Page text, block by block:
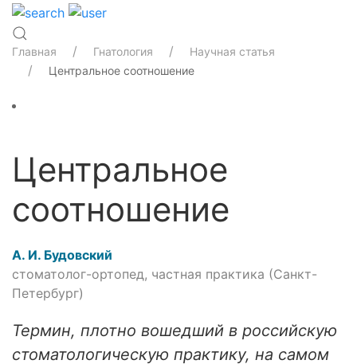
Главная Гнатология
Научная статья
Центральное соотношение
Центральное
соотношение
А. И. Будовский
стоматолог-ортопед, частная практика (Санкт-
Петербург)
Термин, плотно вошедший в российскую
стоматологическую практику, на самом